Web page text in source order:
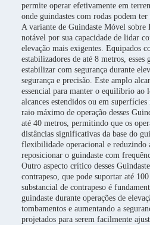
permite operar efetivamente em
onde guindastes com rodas podem
A variante de Guindaste Móvel sobre
notável por sua capacidade de lidar
elevação mais exigentes. Equipados
estabilizadores de até 8 metros, esses
estabilizar com segurança durante
segurança e precisão. Este amplo
essencial para manter o equilíbrio ao
alcances estendidos ou em
raio máximo de operação desses
até 40 metros, permitindo que os
distâncias significativas da base do
flexibilidade operacional e reduzindo
reposicionar o guindaste com
Outro aspecto crítico desses
contrapeso, que pode suportar até
substancial de contrapeso é
guindaste durante operações de
tombamentos e aumentando a
projetados para serem facilmente